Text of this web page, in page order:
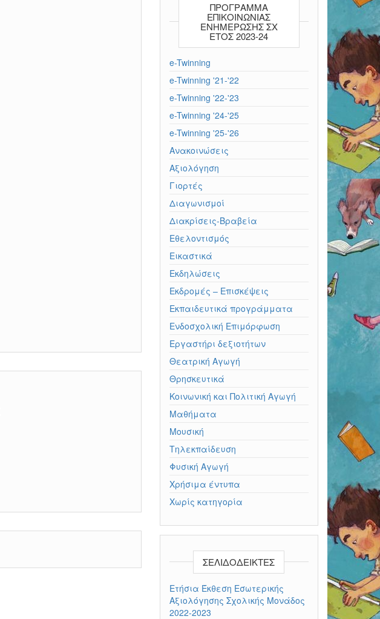
ΠΡΟΓΡΑΜΜΑ
ΕΠΙΚΟΙΝΩΝΙΑΣ
ΕΝΗΜΕΡΩΣΗΣ ΣΧ
ΕΤΟΣ 2023-24
e-Twinning
e-Twinning '21-'22
e-Twinning '22-'23
e-Twinning '24-'25
e-Twinning '25-'26
Ανακοινώσεις
Αξιολόγηση
Γιορτές
Διαγωνισμοί
Διακρίσεις-Βραβεία
Εθελοντισμός
Εικαστικά
Εκδηλώσεις
Εκδρομές – Επισκέψεις
Εκπαιδευτικά προγράμματα
Ενδοσχολική Επιμόρφωση
Εργαστήρι δεξιοτήτων
Θεατρική Αγωγή
Θρησκευτικά
Κοινωνική και Πολιτική Αγωγή
Μαθήματα
Μουσική
Τηλεκπαίδευση
Φυσική Αγωγή
Χρήσιμα έντυπα
Χωρίς κατηγορία
ΣΕΛΙΔΟΔΕΊΚΤΕΣ
Ετήσια Έκθεση Εσωτερικής
Αξιολόγησης Σχολικής Μονάδος
2022-2023